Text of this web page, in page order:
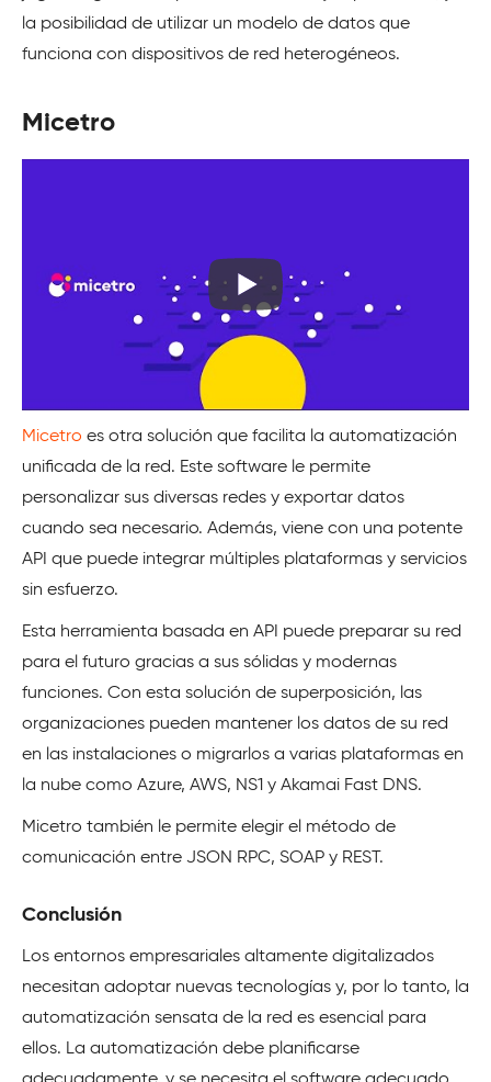
la posibilidad de utilizar un modelo de datos que
funciona con dispositivos de red heterogéneos.
Micetro
Micetro es otra solución que facilita la automatización
unificada de la red. Este software le permite
personalizar sus diversas redes y exportar datos
cuando sea necesario. Además, viene con una potente
API que puede integrar múltiples plataformas y servicios
sin esfuerzo.
Esta herramienta basada en API puede preparar su red
para el futuro gracias a sus sólidas y modernas
funciones. Con esta solución de superposición, las
organizaciones pueden mantener los datos de su red
en las instalaciones o migrarlos a varias plataformas en
la nube como Azure, AWS, NS1 y Akamai Fast DNS.
Micetro también le permite elegir el método de
comunicación entre JSON RPC, SOAP y REST.
Conclusión
Los entornos empresariales altamente digitalizados
necesitan adoptar nuevas tecnologías y, por lo tanto, la
automatización sensata de la red es esencial para
ellos. La automatización debe planificarse